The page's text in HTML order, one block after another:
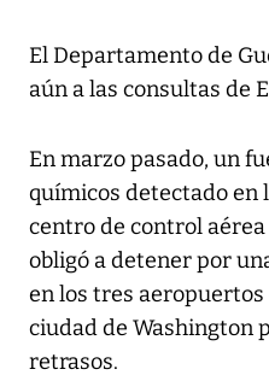
El Departamento de
aún a las consultas de
En marzo pasado, un
químicos detectado en
centro de control
obligó a detener por
en los tres
ciudad de Washington
retrasos.